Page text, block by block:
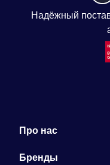
Надёжный
Про нас
Бренды